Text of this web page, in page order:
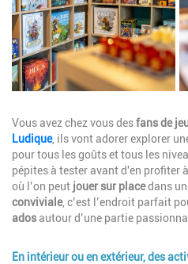
Description
Vous avez chez vous desfans de
Ludique, ils vont adorer explorer
pour tous les goûts et tous les
pépites à tester avant d'en profiter
où l’on peut jouer sur placedans
conviviale, c’est l’endroit parfait
adosautour d’une partie
En intérieur ou en extérieur, des